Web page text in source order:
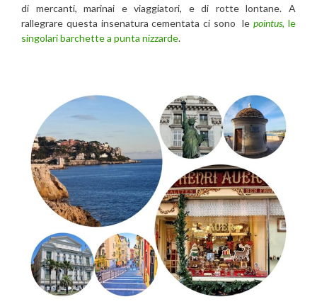
di mercanti, marinai e viaggiatori, e di rotte lontane. A
rallegrare questa insenatura cementata ci sono lepointus, le
singolari barchette a punta nizzarde.